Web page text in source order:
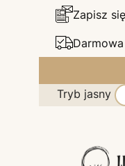
Zapisz
Tryb jasny